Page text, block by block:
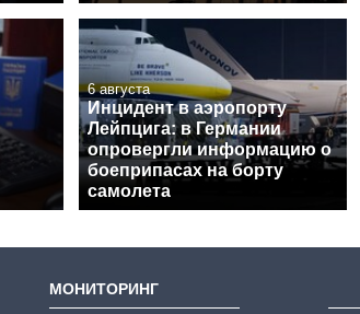
6 августа
Инцидент в аэропорту
Лейпцига: в Германии
опровергли информацию о
боеприпасах на борту
самолета
МОНИТОРИНГ